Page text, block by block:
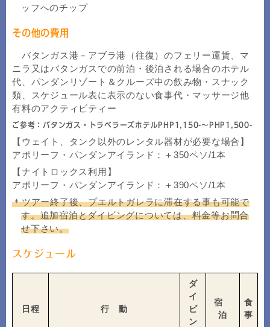
ッフへのチップ
その他の費用
バタンガス港－アブラ港（往復）のフェリー運賃、マ
ニラ又はバタンガスでの前泊・後泊される場合のホテル
代、パンダンリゾート＆クルーズ中の飲み物・スナック
類、スケジュール表に表示のない食事代・マッサージ他
有料のアクティビティー
ご参考：バタンガス・トラベラーズホテルPHP1,150-～PHP1,500-
【ウェイト、タンク以外のレンタル器材が必要な場合】
アポリーフ・パンダンアイランド：＋350ペソ/1本
【ナイトロックス利用】
アポリーフ・パンダンアイランド：＋390ペソ/1本
＊ツアー終了後、プエルトガレラに滞在する事も可能で
す。追加宿泊とダイビングについては、料金等お問合
せ下さい。
スケジュール
日程 行 動
ダ
イ
ビ
ン
宿
泊
食
事